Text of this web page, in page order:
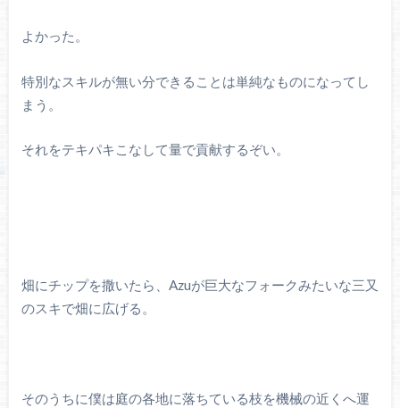
よかった。
特別なスキルが無い分できることは単純なものになってし
まう。
それをテキパキこなして量で貢献するぞい。
畑にチップを撒いたら、Azuが巨大なフォークみたいな三又
のスキで畑に広げる。
そのうちに僕は庭の各地に落ちている枝を機械の近くへ運